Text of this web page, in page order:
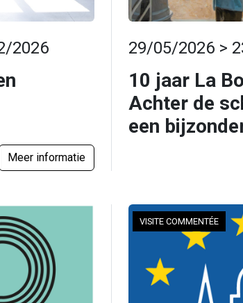
2026
Meer informatie
29/05/2026 >
10 jaar La
Achter de
een
VISITE COMMENTÉE